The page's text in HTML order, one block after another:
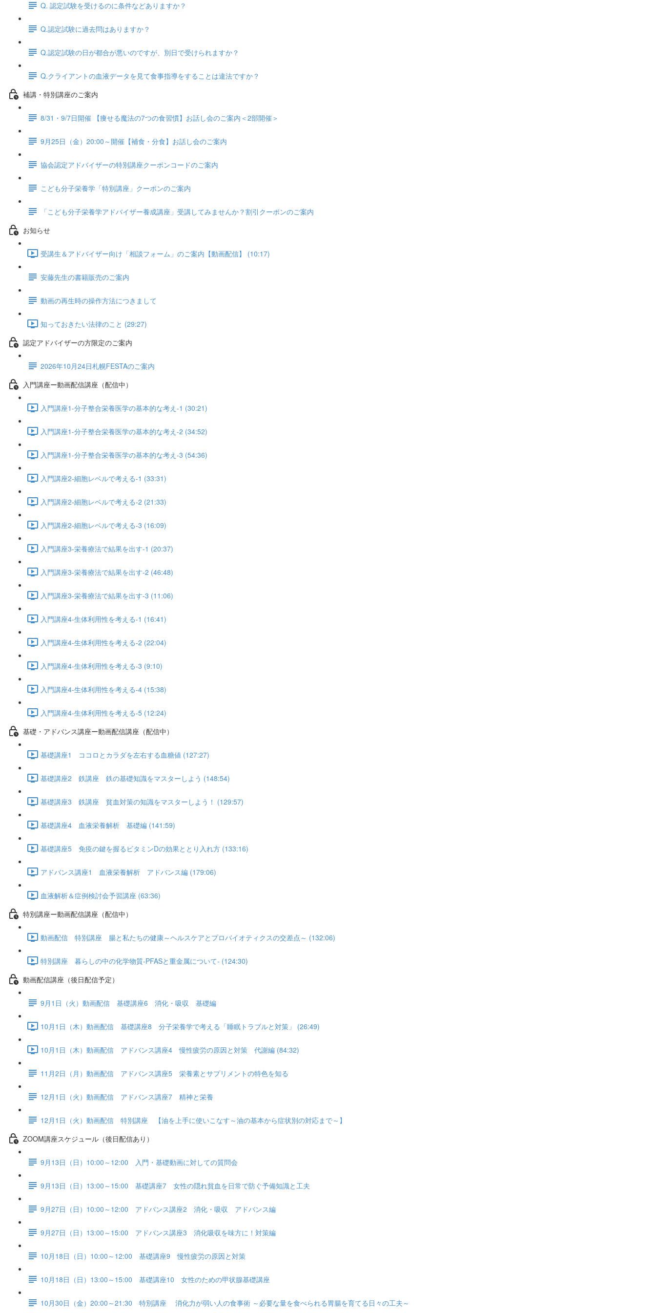
Q. 認定試験を受けるのに条件などありますか？
Q.認定試験に過去問はありますか？
Q.認定試験の日が都合が悪いのですが、別日で受けられますか？
Q.クライアントの血液データを見て食事指導をすることは違法ですか？
補講・特別講座のご案内
8/31・9/7日開催 【痩せる魔法の7つの食習慣】お話し会のご案内＜2部開催＞
9月25日（金）20:00～開催【補食・分食】お話し会のご案内
協会認定アドバイザーの特別講座クーポンコードのご案内
こども分子栄養学「特別講座」クーポンのご案内
「こども分子栄養学アドバイザー養成講座」受講してみませんか？割引クーポンのご案内
お知らせ
受講生＆アドバイザー向け「相談フォーム」のご案内【動画配信】 (10:17)
安藤先生の書籍販売のご案内
動画の再生時の操作方法につきまして
知っておきたい法律のこと (29:27)
認定アドバイザーの方限定のご案内
2026年10月24日札幌FESTAのご案内
入門講座ー動画配信講座（配信中）
入門講座1-分子整合栄養医学の基本的な考え-1 (30:21)
入門講座1-分子整合栄養医学の基本的な考え-2 (34:52)
入門講座1-分子整合栄養医学の基本的な考え-3 (54:36)
入門講座2-細胞レベルで考える-1 (33:31)
入門講座2-細胞レベルで考える-2 (21:33)
入門講座2-細胞レベルで考える-3 (16:09)
入門講座3-栄養療法で結果を出す-1 (20:37)
入門講座3-栄養療法で結果を出す-2 (46:48)
入門講座3-栄養療法で結果を出す-3 (11:06)
入門講座4-生体利用性を考える-1 (16:41)
入門講座4-生体利用性を考える-2 (22:04)
入門講座4-生体利用性を考える-3 (9:10)
入門講座4-生体利用性を考える-4 (15:38)
入門講座4-生体利用性を考える-5 (12:24)
基礎・アドバンス講座ー動画配信講座（配信中）
基礎講座1 ココロとカラダを左右する血糖値 (127:27)
基礎講座2 鉄講座 鉄の基礎知識をマスターしよう (148:54)
基礎講座3 鉄講座 貧血対策の知識をマスターしよう！ (129:57)
基礎講座4 血液栄養解析 基礎編 (141:59)
基礎講座5 免疫の鍵を握るビタミンDの効果ととり入れ方 (133:16)
アドバンス講座1 血液栄養解析 アドバンス編 (179:06)
血液解析＆症例検討会予習講座 (63:36)
特別講座ー動画配信講座（配信中）
動画配信 特別講座 腸と私たちの健康～ヘルスケアとプロバイオティクスの交差点～ (132:06)
特別講座 暮らしの中の化学物質-PFASと重金属について- (124:30)
動画配信講座（後日配信予定）
9月1日（火）動画配信 基礎講座6 消化・吸収 基礎編
10月1日（木）動画配信 基礎講座8 分子栄養学で考える「睡眠トラブルと対策」 (26:49)
10月1日（木）動画配信 アドバンス講座4 慢性疲労の原因と対策 代謝編 (84:32)
11月2日（月）動画配信 アドバンス講座5 栄養素とサプリメントの特色を知る
12月1日（火）動画配信 アドバンス講座7 精神と栄養
12月1日（火）動画配信 特別講座 【油を上手に使いこなす～油の基本から症状別の対応まで～】
ZOOM講座スケジュール（後日配信あり）
9月13日（日）10:00～12:00 入門・基礎動画に対しての質問会
9月13日（日）13:00～15:00 基礎講座7 女性の隠れ貧血を日常で防ぐ予備知識と工夫
9月27日（日）10:00～12:00 アドバンス講座2 消化・吸収 アドバンス編
9月27日（日）13:00～15:00 アドバンス講座3 消化吸収を味方に！対策編
10月18日（日）10:00～12:00 基礎講座9 慢性疲労の原因と対策
10月18日（日）13:00～15:00 基礎講座10 女性のための甲状腺基礎講座
10月30日（金）20:00～21:30 特別講座 消化力が弱い人の食事術 ～必要な量を食べられる胃腸を育てる日々の工夫～